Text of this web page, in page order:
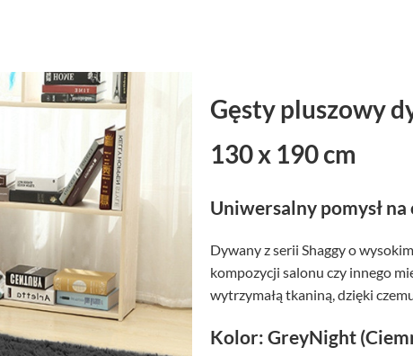
Gęsty pluszowy
130 x 190 cm
Uniwersalny pomysł
Dywany z serii Shaggy o
kompozycji salonu czy innego
wytrzymałą tkaniną, dzięki
Kolor: GreyNight